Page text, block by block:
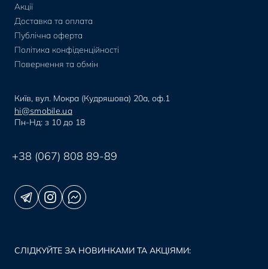
Акції
Доставка та оплата
Публічна оферта
Політика конфіденційності
Повернення та обмін
Київ, вул. Мокра (Кудряшова) 20а, оф.1
hi@smobile.ua
Пн-Нд: з 10 до 18
+38 (067) 808 89-89
СЛІДКУЙТЕ ЗА НОВИНКАМИ ТА АКЦІЯМИ: